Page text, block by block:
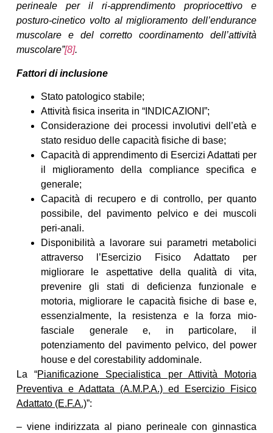
perineale per il ri-apprendimento propriocettivo e
posturo-cinetico volto al miglioramento dell’endurance
muscolare e del corretto coordinamento dell’attività
muscolare”[8].
Fattori di inclusione
Stato patologico stabile;
Attività fisica inserita in “INDICAZIONI”;
Considerazione dei processi involutivi dell’età e
stato residuo delle capacità fisiche di base;
Capacità di apprendimento di Esercizi Adattati per
il miglioramento della compliance specifica e
generale;
Capacità di recupero e di controllo, per quanto
possibile, del pavimento pelvico e dei muscoli
peri-anali.
Disponibilità a lavorare sui parametri metabolici
attraverso l’Esercizio Fisico Adattato per
migliorare le aspettative della qualità di vita,
prevenire gli stati di deficienza funzionale e
motoria, migliorare le capacità fisiche di base e,
essenzialmente, la resistenza e la forza mio-
fasciale generale e, in particolare, il
potenziamento del pavimento pelvico, del power
house e del corestability addominale.
La “Pianificazione Specialistica per Attività Motoria
Preventiva e Adattata (A.M.P.A.) ed Esercizio Fisico
Adattato (E.F.A.)”:
– viene indirizzata al piano perineale con ginnastica